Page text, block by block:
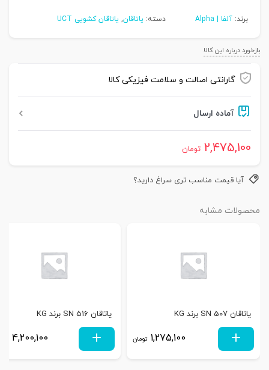
برند: آلفا | Alpha دسته: یاتاقان, یاتاقان کشویی UCT
بازخورد درباره این کالا
گارانتی اصالت و سلامت فیزیکی کالا
آماده ارسال
2,475,100 تومان
آیا قیمت مناسب تری سراغ دارید؟
محصولات مشابه
یاتاقان SN 507 برند KG
1,275,100 تومان
یاتاقان SN 516 برند KG
4,200,100